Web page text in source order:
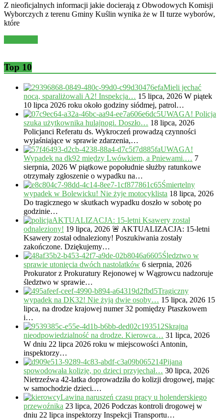
Z nieoficjalnych informacji jakie docierają z Obwodowych Komisji
Wyborczych z terenu Gminy Kuślin wynika że w II turze wyborów,
które
Top 10
Mieli jechać
nocą, sparaliżowali A2! Inspekcja… 15 lipca, 2026 W piątek
10 lipca 2026 roku około godziny siódmej, patrol…
UWAGA! Policja
szuka użytkownika hulajnogi. Doszło… 18 lipca, 2026
Policjanci Referatu ds. Wykroczeń prowadzą czynności
wyjaśniające w sprawie zdarzenia,…
UWAGA!
Wypadek na dk92 między Lwówkiem, a Pniewami.… 7
sierpnia, 2026 W piątkowe popołudnie służby ratunkowe
otrzymały zgłoszenie o wypadku na…
Śmiertelny
wypadek w Bolewicku! Nie żyje motocyklista 18 lipca, 2026
Do tragicznego w skutkach wypadku doszło w sobotę po
godzinie…
AKTUALIZACJA: 15-letni Ksawery został
odnaleziony! 19 lipca, 2026 🚨 AKTUALIZACJA: 15-letni
Ksawery został odnaleziony! Poszukiwania zostały
zakończone. Dziękujemy…
Śledztwo w
sprawie utonięcia dwóch nastolatków 6 sierpnia, 2026
Prokurator z Prokuratury Rejonowej w Wągrowcu nadzoruje
śledztwo w sprawie…
Tragiczny
wypadek na DK32! Nie żyją dwie osoby… 15 lipca, 2026 15
lipca, na drodze krajowej numer 32 pomiędzy Ptaszkowem
i…
Skrajna
nieodpowiedzialność na drodze. Kierowca… 31 lipca, 2026
W dniu 22 lipca 2026 roku w miejscowości Antonin,
inspektorzy…
Pijana
spowodowała kolizję, po dzieci przyjechał… 30 lipca, 2026
Nietrzeźwa 42-latka doprowadziła do kolizji drogowej, mając
w samochodzie dzieci.…
Lawina naruszeń czasu pracy u holenderskiego
przewoźnika 23 lipca, 2026 Podczas kontroli drogowej w
dniu 22 lipca inspektorzy Inspekcji Transportu…